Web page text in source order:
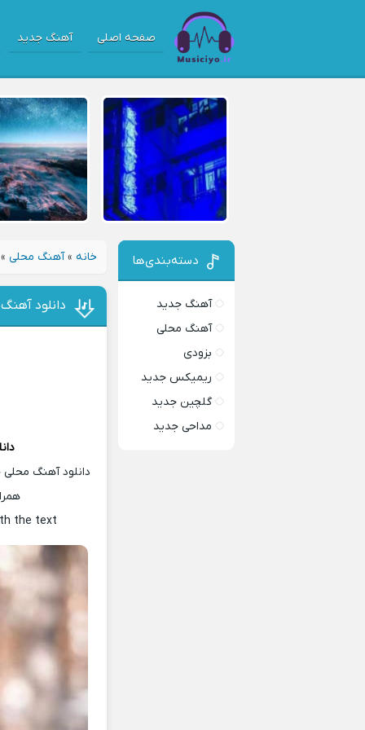
صفحه اصلی آهنگ جدید
خانه »آهنگ محلی
دانلود
دانلود آهنگ
the text
دسته‌بندی‌ها
آهنگ جدید
آهنگ محلی
بزودی
ریمیکس جدید
گلچین جدید
مداحی جدید